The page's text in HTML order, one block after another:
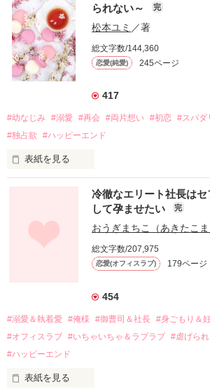
られない～
完
松本ユミ ／著
総文字数/144,360
恋愛(純愛) 245ページ
417
#幼なじみ #溺愛 #再会 #両片想い #初恋 #スパダ
#独占欲
#ハッピーエンド
表紙を見る
幼なじみの哲平に淡い恋心を抱いていた美
しかし、ある出来事をきっかけに二人の関
関係修復もできないまま、美桜は両親の離
引っ越すことになり、哲平とも離れ離れに
それから約十二年後。
過去の傷から、二度と会いたくないと思っ
運命のような再会を果たす。
酔った勢いで一夜を共にしてしまった。
さらに、美桜が初めてだと知った哲平は
冷徹なエリート社長は
して孕ませたい
完
おうぎまちこ（あきたこま
総文字数/207,975
恋愛(オフィスラブ) 179ページ
454
#溺愛＆執着愛 #俺様 #御曹司＆社長 #身ごもり＆
#オフィスラブ #いちゃいちゃ＆ラブラブ #虐げら
#ハッピーエンド
表紙を見る